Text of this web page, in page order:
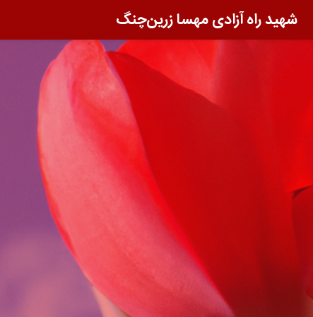
شهید راه آزادی مهسا زرین‌چنگ